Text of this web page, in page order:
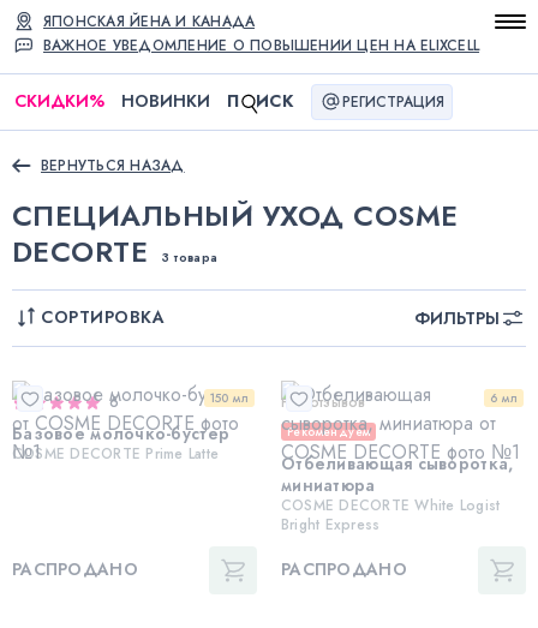
ВАЖНОЕ УВЕДОМЛЕНИЕ О ПОВЫШЕНИИ ЦЕН НА ELIXCELL
ЯПОНСКАЯ ЙЕНА И КАНАДА
СКИДКИ% НОВИНКИ П ИСК РЕГИСТРАЦИЯ
ВЕРНУТЬСЯ НАЗАД
СПЕЦИАЛЬНЫЙ УХОД COSME
DECORTE
3 товара
СОРТИРОВКА ФИЛЬТРЫ
150 мл
6
Базовое молочко-бустер
COSME DECORTE Prime Latte
РАСПРОДАНО
6 мл
Нет отзывов
Рекомендуем
Отбеливающая сыворотка,
миниатюра
COSME DECORTE White Logist
Bright Express
РАСПРОДАНО